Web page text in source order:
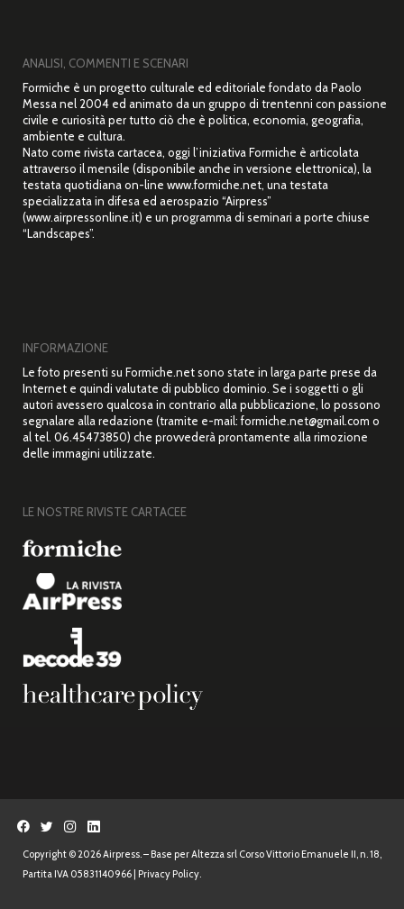
ANALISI, COMMENTI E SCENARI
Formiche è un progetto culturale ed editoriale fondato da Paolo
Messa nel 2004 ed animato da un gruppo di trentenni con passione
civile e curiosità per tutto ciò che è politica, economia, geografia,
ambiente e cultura.
Nato come rivista cartacea, oggi l’iniziativa Formiche è articolata
attraverso il mensile (disponibile anche in versione elettronica), la
testata quotidiana on-line www.formiche.net, una testata
specializzata in difesa ed aerospazio “Airpress”
(www.airpressonline.it) e un programma di seminari a porte chiuse
“Landscapes”.
INFORMAZIONE
Le foto presenti su Formiche.net sono state in larga parte prese da
Internet e quindi valutate di pubblico dominio. Se i soggetti o gli
autori avessero qualcosa in contrario alla pubblicazione, lo possono
segnalare alla redazione (tramite e-mail: formiche.net@gmail.com o
al tel. 06.45473850) che provvederà prontamente alla rimozione
delle immagini utilizzate.
LE NOSTRE RIVISTE CARTACEE
Copyright © 2026 Airpress. – Base per Altezza srl Corso Vittorio Emanuele II, n. 18,
Partita IVA 05831140966 | Privacy Policy.